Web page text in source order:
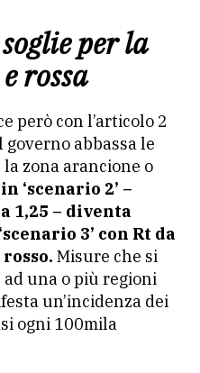
per la
rossa
però con l’articolo 2
abbassa le
zona arancione o
‘scenario 2’ –
1,25 – diventa
3’ con Rt da
rosso. Misure che si
ad una o più regioni
un’incidenza dei
ogni 100mila